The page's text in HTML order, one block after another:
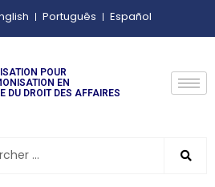
Português Español
POUR
EN
DU DROIT DES AFFAIRES